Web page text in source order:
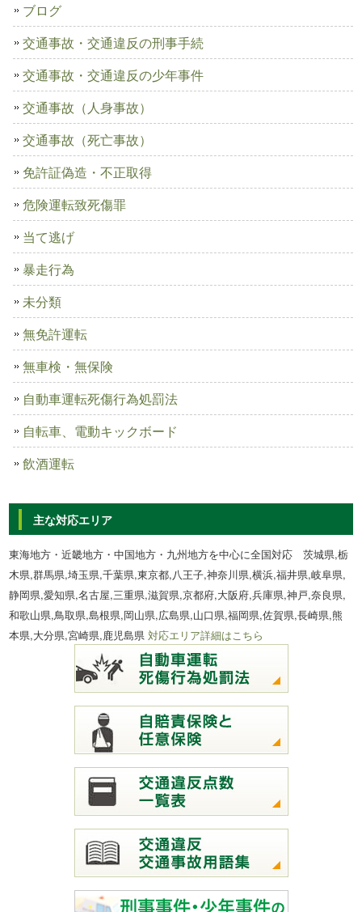
ブログ
交通事故・交通違反の刑事手続
交通事故・交通違反の少年事件
交通事故（人身事故）
交通事故（死亡事故）
免許証偽造・不正取得
危険運転致死傷罪
当て逃げ
暴走行為
未分類
無免許運転
無車検・無保険
自動車運転死傷行為処罰法
自転車、電動キックボード
飲酒運転
主な対応エリア
東海地方・近畿地方・中国地方・九州地方を中心に全国対応 茨城県,栃
木県,群馬県,埼玉県,千葉県,東京都,八王子,神奈川県,横浜,福井県,岐阜県,
静岡県,愛知県,名古屋,三重県,滋賀県,京都府,大阪府,兵庫県,神戸,奈良県,
和歌山県,鳥取県,島根県,岡山県,広島県,山口県,福岡県,佐賀県,長崎県,熊
本県,大分県,宮崎県,鹿児島県対応エリア詳細はこちら